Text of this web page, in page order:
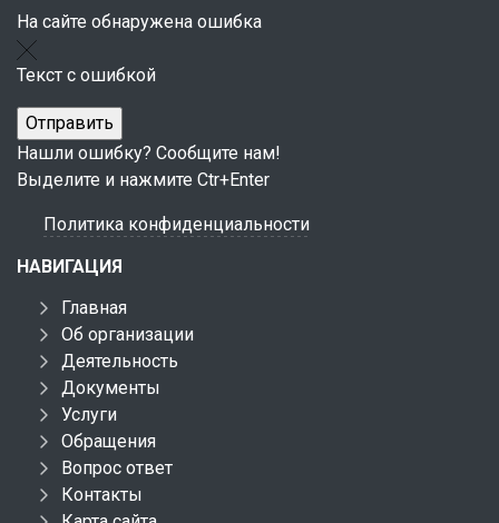
На сайте обнаружена ошибка
Текст с ошибкой
Нашли ошибку? Сообщите нам!
Выделите и нажмите Ctr+Enter
Политика конфиденциальности
НАВИГАЦИЯ
Главная
Об организации
Деятельность
Документы
Услуги
Обращения
Вопрос ответ
Контакты